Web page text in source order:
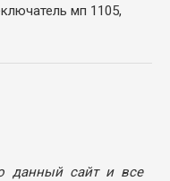
мп 1105,
данный сайт и все